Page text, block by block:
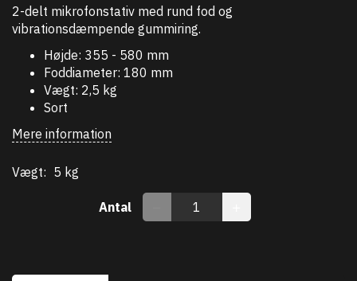
2-delt mikrofonstativ med rund fod og
vibrationsdæmpende gummiring.
Højde: 355 - 580 mm
Foddiameter: 180 mm
Vægt: 2,5 kg
Sort
Mere information
Vægt: 5 kg
Antal